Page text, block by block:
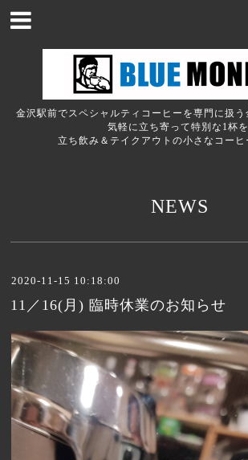
金沢駅前でスペシャルティコーヒーを専門に扱う
気軽に立ち寄って特別な1杯を
立ち飲み＆テイクアウトの小さなコーヒ
NEWS
2020-11-15 10:18:00
11／16(月) 臨時休業のお知らせ